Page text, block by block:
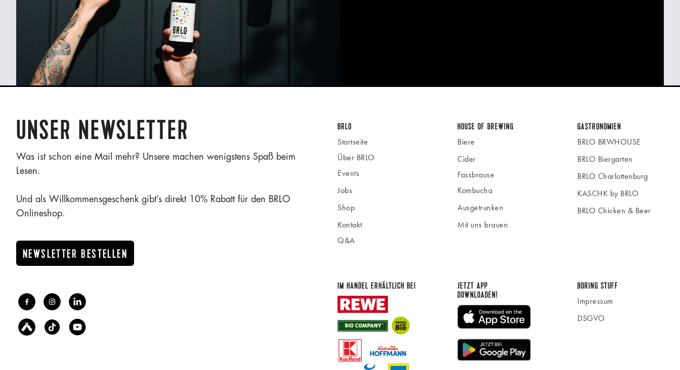
UNSER NEWSLETTER
Was ist schon eine Mail mehr? Unsere machen wenigstens Spaß beim
Lesen.
Und als Willkommensgeschenk gibt’s direkt 10% Rabatt für den BRLO
Onlineshop.
NEWSLETTER BESTELLEN
BRLO
Startseite
Über BRLO
Events
Jobs
Shop
Kontakt
Q&A
HOUSE OF BREWING
Biere
Cider
Fassbrause
Kombucha
Ausgetrunken
Mit uns brauen
GASTRONOMIEN
BRLO BRWHOUSE
BRLO Biergarten
BRLO Charlottenburg
KASCHK by BRLO
BRLO Chicken & Beer
IM HANDEL ERHÄLTLICH BEI JETZT APP
DOWNLOADEN!
BORING STUFF
Impressum
DSGVO